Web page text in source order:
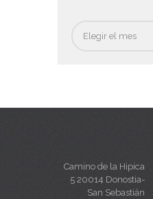
Camino de la Hipica
5 20014 Donostia-
San Sebastián